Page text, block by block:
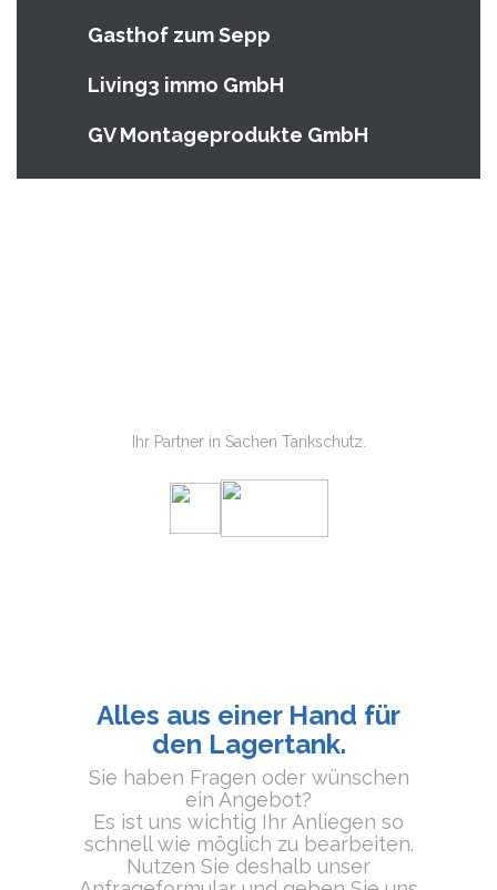
Gasthof zum Sepp
Living3 immo GmbH
GV Montageprodukte GmbH
Ihr Partner in Sachen Tankschutz.
Alles aus einer Hand für
den Lagertank.
Sie haben Fragen oder wünschen
ein Angebot?
Es ist uns wichtig Ihr Anliegen so
schnell wie möglich zu bearbeiten.
Nutzen Sie deshalb unser